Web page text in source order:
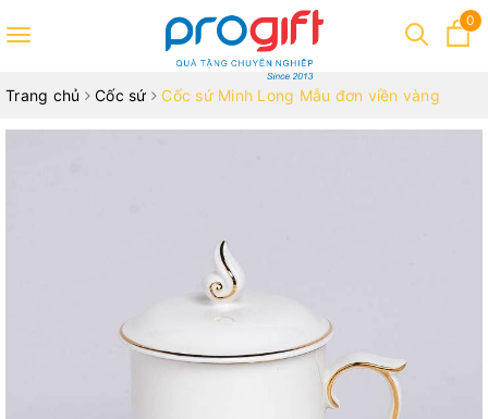
Toggle
0
Trang chủ Cốc sứ Cốc sứ Minh Long Mẫu đơn viền vàng